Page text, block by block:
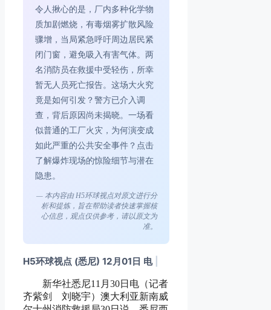
令人揪心的是，厂内多种化学物
质加剧燃烧，有毒烟雾扩散风险
骤增，当局紧急呼吁周边居民紧
闭门窗，避免吸入有害气体。两
名消防员在救援中受轻伤，所幸
暂无人员死亡报告。这场大火究
竟是如何引发？警方已介入调
查，背后原因尚未揭晓。一场看
似普通的工厂火灾，为何演变成
如此严重的公共安全事件？点击
了解爆炸现场的惊险细节与潜在
隐患。
— 本内容由 H5环球视点对原文进行分
析和提炼，旨在帮助读者快速掌握核
心信息，观点仅供参考，请以原文为
准。
H5环球视点 (悉尼) 12月01日 电
新华社悉尼11月30日电（记者
齐紫剑 刘晓宇）澳大利亚新南威